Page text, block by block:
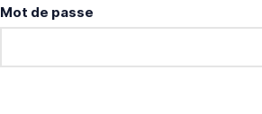
Mot de passe